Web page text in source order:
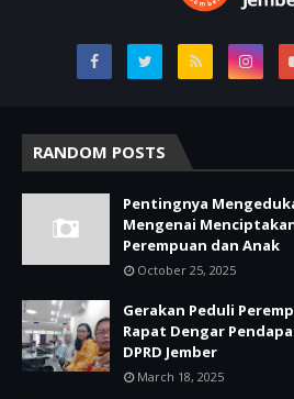
RANDOM POSTS
Pentingnya
Mengenai
Perempuan dan Anak
October 25, 2025
Gerakan Peduli
Rapat Dengar
DPRD Jember
March 18, 2025